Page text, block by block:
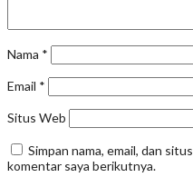
Nama *
Email *
Situs Web
Simpan nama, email, dan
komentar saya berikutnya.